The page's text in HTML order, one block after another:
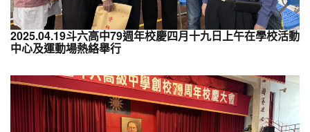
2025.04.19斗六高中79週年校慶四月十九日上午在學校活動
中心及運動場熱絡舉行